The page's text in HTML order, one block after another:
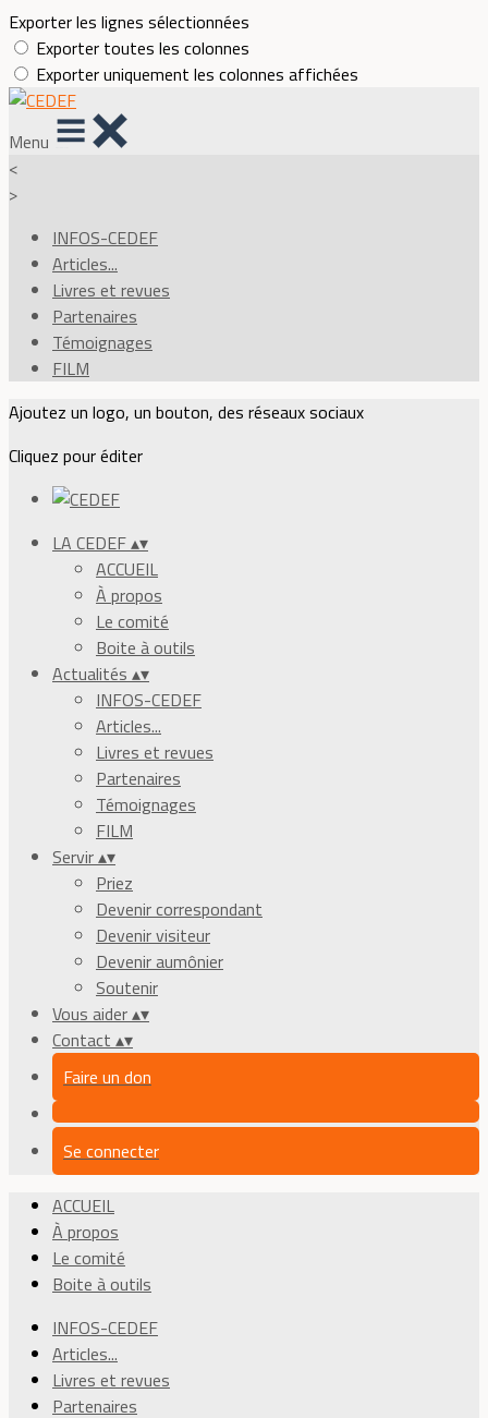
Exporter les lignes sélectionnées
Exporter toutes les colonnes
Exporter uniquement les colonnes affichées
Menu
<
>
INFOS-CEDEF
Articles...
Livres et revues
Partenaires
Témoignages
FILM
Ajoutez un logo, un bouton, des réseaux sociaux
Cliquez pour éditer
LA CEDEF▴▾
ACCUEIL
À propos
Le comité
Boite à outils
Actualités ▴▾
INFOS-CEDEF
Articles...
Livres et revues
Partenaires
Témoignages
FILM
Servir▴▾
Priez
Devenir correspondant
Devenir visiteur
Devenir aumônier
Soutenir
Vous aider▴▾
Contact ▴▾
Faire un don
Se connecter
ACCUEIL
À propos
Le comité
Boite à outils
INFOS-CEDEF
Articles...
Livres et revues
Partenaires